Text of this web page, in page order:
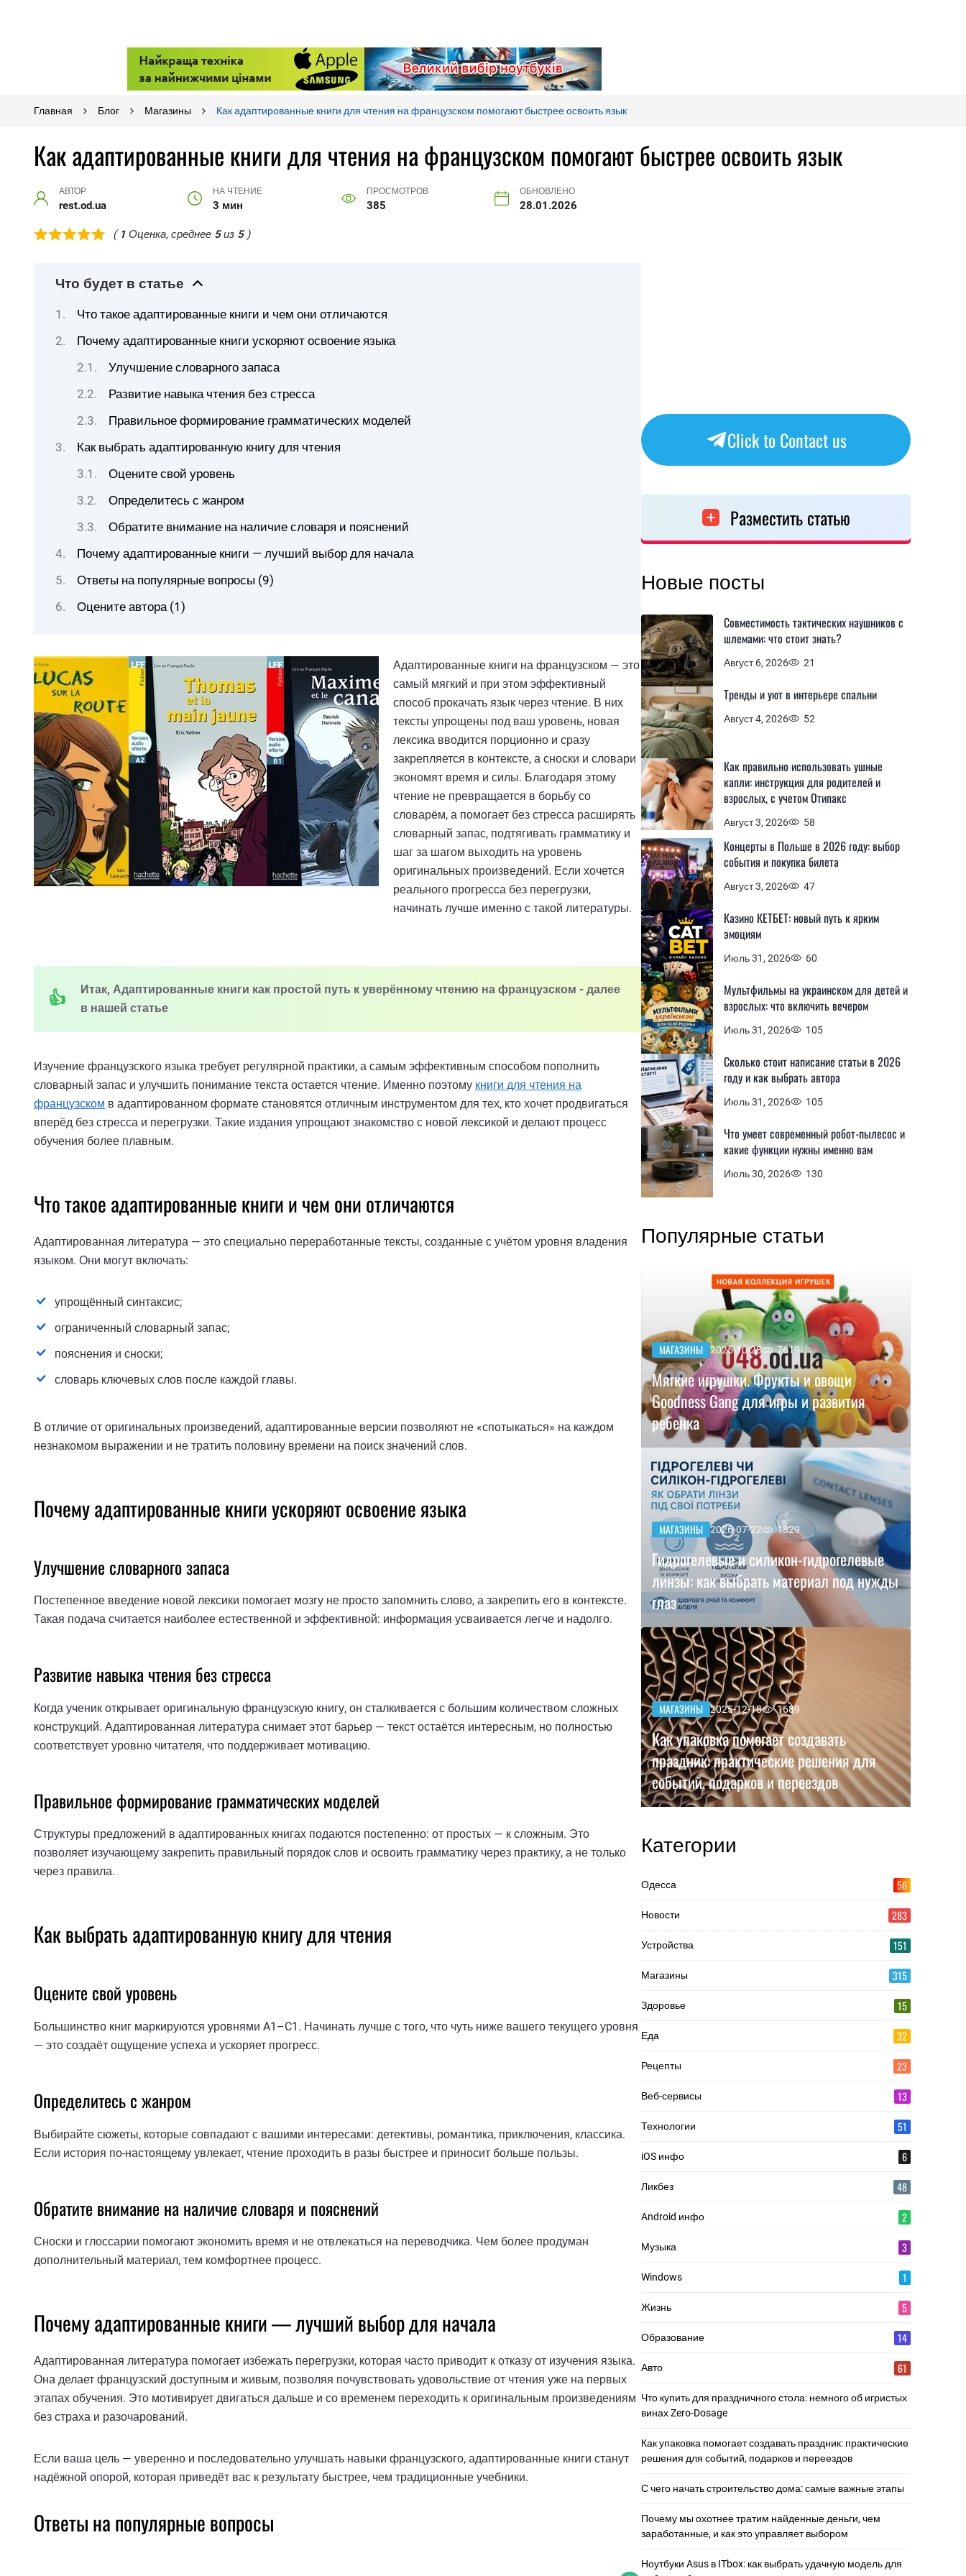
Главная Блог Магазины Как адаптированные книги для чтения на французском помогают быстрее освоить язык
Как адаптированные книги для чтения на французском помогают быстрее освоить язык
АВТОР
rest.od.ua
НА ЧТЕНИЕ
3 мин
ПРОСМОТРОВ
385
ОБНОВЛЕНО
28.01.2026
( 1 Оценка, среднее 5из 5)
Что будет в статье
Что такое адаптированные книги и чем они отличаются
Почему адаптированные книги ускоряют освоение языка
Улучшение словарного запаса
Развитие навыка чтения без стресса
Правильное формирование грамматических моделей
Как выбрать адаптированную книгу для чтения
Оцените свой уровень
Определитесь с жанром
Обратите внимание на наличие словаря и пояснений
Почему адаптированные книги — лучший выбор для начала
Ответы на популярные вопросы (9)
Оцените автора (1)
Адаптированные книги на французском — это
самый мягкий и при этом эффективный
способ прокачать язык через чтение. В них
тексты упрощены под ваш уровень, новая
лексика вводится порционно и сразу
закрепляется в контексте, а сноски и словари
экономят время и силы. Благодаря этому
чтение не превращается в борьбу со
словарём, а помогает без стресса расширять
словарный запас, подтягивать грамматику и
шаг за шагом выходить на уровень
оригинальных произведений. Если хочется
реального прогресса без перегрузки,
начинать лучше именно с такой литературы.
Итак, Адаптированные книги как простой путь к уверённому чтению на французском - далее
в нашей статье
Изучение французского языка требует регулярной практики, а самым эффективным способом пополнить
словарный запас и улучшить понимание текста остается чтение. Именно поэтому книги для чтения на
французском в адаптированном формате становятся отличным инструментом для тех, кто хочет продвигаться
вперёд без стресса и перегрузки. Такие издания упрощают знакомство с новой лексикой и делают процесс
обучения более плавным.
Что такое адаптированные книги и чем они отличаются
Адаптированная литература — это специально переработанные тексты, созданные с учётом уровня владения
языком. Они могут включать:
упрощённый синтаксис;
ограниченный словарный запас;
пояснения и сноски;
словарь ключевых слов после каждой главы.
В отличие от оригинальных произведений, адаптированные версии позволяют не «спотыкаться» на каждом
незнакомом выражении и не тратить половину времени на поиск значений слов.
Почему адаптированные книги ускоряют освоение языка
Улучшение словарного запаса
Постепенное введение новой лексики помогает мозгу не просто запомнить слово, а закрепить его в контексте.
Такая подача считается наиболее естественной и эффективной: информация усваивается легче и надолго.
Развитие навыка чтения без стресса
Когда ученик открывает оригинальную французскую книгу, он сталкивается с большим количеством сложных
конструкций. Адаптированная литература снимает этот барьер — текст остаётся интересным, но полностью
соответствует уровню читателя, что поддерживает мотивацию.
Правильное формирование грамматических моделей
Структуры предложений в адаптированных книгах подаются постепенно: от простых — к сложным. Это
позволяет изучающему закрепить правильный порядок слов и освоить грамматику через практику, а не только
через правила.
Как выбрать адаптированную книгу для чтения
Оцените свой уровень
Большинство книг маркируются уровнями A1–C1. Начинать лучше с того, что чуть ниже вашего текущего уровня
— это создаёт ощущение успеха и ускоряет прогресс.
Определитесь с жанром
Выбирайте сюжеты, которые совпадают с вашими интересами: детективы, романтика, приключения, классика.
Если история по-настоящему увлекает, чтение проходить в разы быстрее и приносит больше пользы.
Обратите внимание на наличие словаря и пояснений
Сноски и глоссарии помогают экономить время и не отвлекаться на переводчика. Чем более продуман
дополнительный материал, тем комфортнее процесс.
Почему адаптированные книги — лучший выбор для начала
Адаптированная литература помогает избежать перегрузки, которая часто приводит к отказу от изучения языка.
Она делает французский доступным и живым, позволяя почувствовать удовольствие от чтения уже на первых
этапах обучения. Это мотивирует двигаться дальше и со временем переходить к оригинальным произведениям
без страха и разочарований.
Если ваша цель — уверенно и последовательно улучшать навыки французского, адаптированные книги станут
надёжной опорой, которая приведёт вас к результату быстрее, чем традиционные учебники.
Ответы на популярные вопросы
Click to Contact us
Разместить статью
Новые посты
Август 6, 2026 21
Совместимость тактических наушников с
шлемами: что стоит знать?
Август 4, 2026 52
Тренды и уют в интерьере спальни
Август 3, 2026 58
Как правильно использовать ушные
капли: инструкция для родителей и
взрослых, с учетом Отипакс
Август 3, 2026 47
Концерты в Польше в 2026 году: выбор
события и покупка билета
Июль 31, 2026 60
Казино КЕТБЕТ: новый путь к ярким
эмоциям
Июль 31, 2026 105
Мультфильмы на украинском для детей и
взрослых: что включить вечером
Июль 31, 2026 105
Сколько стоит написание статьи в 2026
году и как выбрать автора
Июль 30, 2026 130
Что умеет современный робот-пылесос и
какие функции нужны именно вам
Популярные статьи
МАГАЗИНЫ 2025-10-28 7619
Мягкие игрушки. Фрукты и овощи
Goodness Gang для игры и развития
ребенка
МАГАЗИНЫ 2026-07-22 1829
Гидрогелевые и силикон-гидрогелевые
линзы: как выбрать материал под нужды
глаз
МАГАЗИНЫ 2025-12-18 1689
Как упаковка помогает создавать
праздник: практические решения для
событий, подарков и переездов
Категории
Одесса 56
Новости 283
Устройства 151
Магазины 315
Здоровье 15
Еда 32
Рецепты 23
Веб-сервисы 13
Технологии 51
iOS инфо 6
Ликбез 48
Android инфо 2
Музыка 3
Windows 1
Жизнь 5
Образование 14
Авто 61
Что купить для праздничного стола: немного об игристых
винах Zero-Dosage
Как упаковка помогает создавать праздник: практические
решения для событий, подарков и переездов
С чего начать строительство дома: самые важные этапы
Почему мы охотнее тратим найденные деньги, чем
заработанные, и как это управляет выбором
Ноутбуки Asus в ITbox: как выбрать удачную модель для